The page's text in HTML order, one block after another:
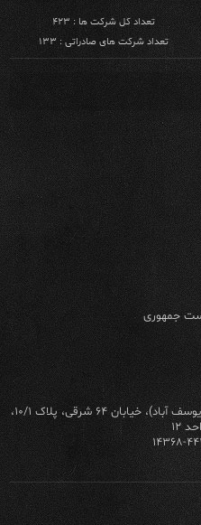
تعداد کل شرکت ها : ۴۲۳
تعداد شرکت های صادراتی : ۱۳۳
جمهوری
تهران، خیابان سیدجمال الدین اسدآبادی(یوسف آباد)، خیابان ۶۴ شرقی، پلاک ۱۰/۱،